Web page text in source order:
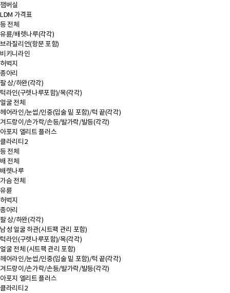
잼버실
LDM 가격표
등 전체
유륜/배렛나루(각각)
브라질리언(항문 포함)
비키니라인
허벅지
종아리
팔 상/하완(각각)
턱라인(구렛나루포함)/목(각각)
얼굴 전체
헤어라인/눈썹/인중(입술 밑 포함)/턱 끝(각각)
겨드랑이/손가락/손등/발가락/발등(각각)
아포지 엘리트 플러스
클라리티2
등 전체
배 전체
배렛나루
가슴 전체
유륜
허벅지
종아리
팔 상/하완(각각)
남성 얼굴 하관(시트팩 관리 포함)
턱라인(구렛나루포함)/목(각각)
얼굴 전체 (시트팩 관리 포함)
헤어라인/눈썹/인중(입술 밑 포함)/턱 끝(각각)
겨드랑이/손가락/손등/발가락/발등(각각)
아포지 엘리트 플러스
클라리티2